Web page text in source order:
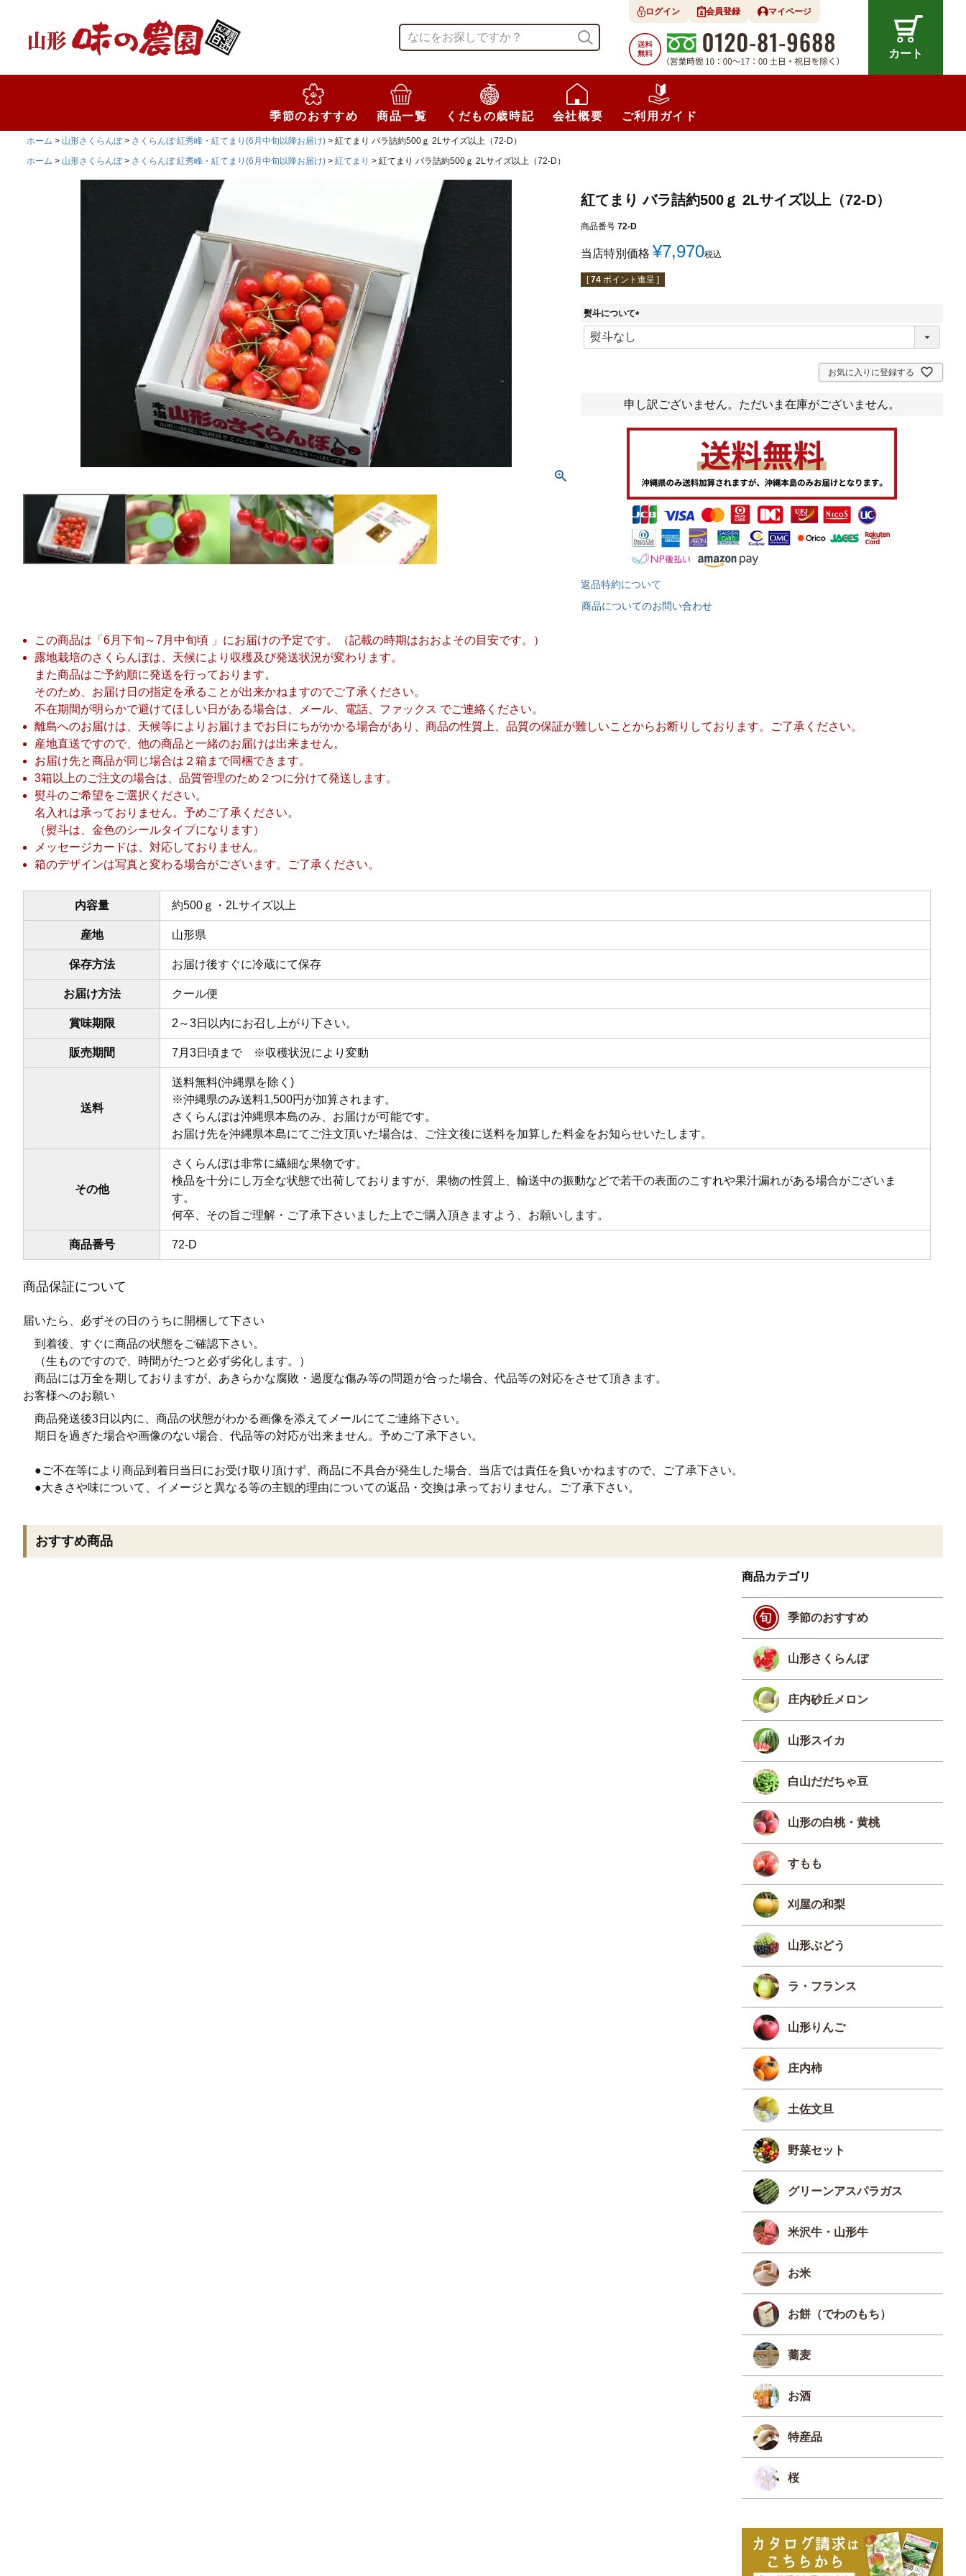
検索
ログイン 会員登録 マイページ
カート
季節のおすすめ 商品一覧 くだもの歳時記 会社概要 ご利用ガイド
ホーム 山形さくらんぼ さくらんぼ 紅秀峰・紅てまり(6月中旬以降お届け)
紅てまり バラ詰約500ｇ 2Lサイズ以上（72-D）
ホーム
山形さくらんぼ さくらんぼ 紅秀峰・紅てまり(6月中旬以降お届け) 紅てまり 紅てまり バラ詰約500ｇ 2Lサイズ以上（72-D）
紅てまり バラ詰約500ｇ 2Lサイズ以上（72-D）
商品番号 72-D
当店特別価格 ¥7,970税込
[ 74 ポイント進呈 ]
熨斗について
(
お気に入りに登録する
申し訳ございません。ただいま在庫がございません。
返品特約について
商品についてのお問い合わせ
この商品は「6月下旬～7月中旬頃 」にお届けの予定です。（記載の時期はおおよその目安です。）
露地栽培のさくらんぼは、天候により収穫及び発送状況が変わります。
また商品はご予約順に発送を行っております。
そのため、お届け日の指定を承ることが出来かねますのでご了承ください。
不在期間が明らかで避けてほしい日がある場合は、メール、電話、ファックス でご連絡ください。
離島へのお届けは、天候等によりお届けまでお日にちがかかる場合があり、商品の性質上、品質の保証が難しいことからお断りしております。ご了承ください。
産地直送ですので、他の商品と一緒のお届けは出来ません。
お届け先と商品が同じ場合は２箱まで同梱できます。
3箱以上のご注文の場合は、品質管理のため２つに分けて発送します。
熨斗のご希望をご選択ください。
名入れは承っておりません。予めご了承ください。
（熨斗は、金色のシールタイプになります）
メッセージカードは、対応しておりません。
箱のデザインは写真と変わる場合がございます。ご了承ください。
内容量 約500ｇ・2Lサイズ以上
産地 山形県
保存方法 お届け後すぐに冷蔵にて保存
お届け方法 クール便
賞味期限 2～3日以内にお召し上がり下さい。
販売期間 7月3日頃まで ※収穫状況により変動
送料
送料無料(沖縄県を除く)
※沖縄県のみ送料1,500円が加算されます。
さくらんぼは沖縄県本島のみ、お届けが可能です。
お届け先を沖縄県本島にてご注文頂いた場合は、ご注文後に送料を加算した料金をお知らせいたします。
その他
さくらんぼは非常に繊細な果物です。
検品を十分にし万全な状態で出荷しておりますが、果物の性質上、輸送中の振動などで若干の表面のこすれや果汁漏れがある場合がございま
す。
何卒、その旨ご理解・ご了承下さいました上でご購入頂きますよう、お願いします。
商品番号 72-D
商品保証について
届いたら、必ずその日のうちに開梱して下さい
到着後、すぐに商品の状態をご確認下さい。
（生ものですので、時間がたつと必ず劣化します。）
商品には万全を期しておりますが、あきらかな腐敗・過度な傷み等の問題が合った場合、代品等の対応をさせて頂きます。
お客様へのお願い
商品発送後3日以内に、商品の状態がわかる画像を添えてメールにてご連絡下さい。
期日を過ぎた場合や画像のない場合、代品等の対応が出来ません。予めご了承下さい。
●ご不在等により商品到着日当日にお受け取り頂けず、商品に不具合が発生した場合、当店では責任を負いかねますので、ご了承下さい。
●大きさや味について、イメージと異なる等の主観的理由についての返品・交換は承っておりません。ご了承下さい。
おすすめ商品
商品カテゴリ
季節のおすすめ
山形さくらんぼ
庄内砂丘メロン
山形スイカ
白山だだちゃ豆
山形の白桃・黄桃
すもも
刈屋の和梨
山形ぶどう
ラ・フランス
山形りんご
庄内柿
土佐文旦
野菜セット
グリーンアスパラガス
米沢牛・山形牛
お米
お餅（でわのもち）
蕎麦
お酒
特産品
桜